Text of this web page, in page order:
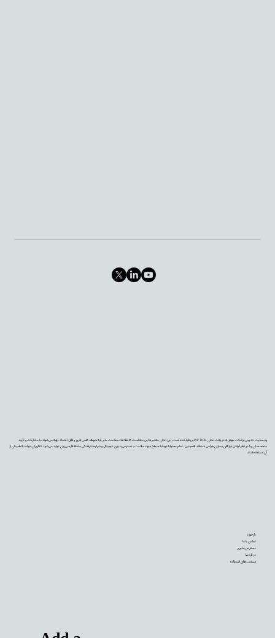
وب‌سایت «دیجی‌پزشک» موفق به دریافت نشان PIF TICK بریتانیا شده است. این نشان معتبر به این معناست که اطلاعات سلامت ما بر پایه شواهد علمی به‌روز و قابل اعتماد تهیه می‌شوند، با مشارکت و تأیید
متخصصان و با در نظر گرفتن نیازهای بیماران طراحی شده‌اند. همچنین، تمام محتوا با توجه به سطح سواد سلامت، دسترس‌پذیری دیجیتال و شرایط فرهنگی جامعه فارسی‌زبان تولید می‌شود تا کاربران بتوانند با اطمینان از
آن استفاده کنند.
بازخورد
تماس با ما
دسترس‌پذیری
درباره ما
سیاست‌های استفاده